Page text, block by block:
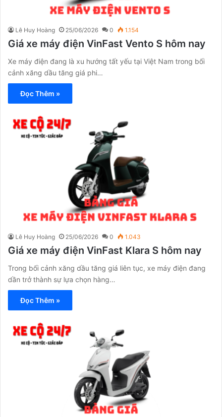
Lê Huy Hoàng 25/06/2026 0 1.154
Giá xe máy điện VinFast Vento S hôm nay
Xe máy điện đang là xu hướng tất yếu tại Việt Nam trong bối
cảnh xăng dầu tăng giá phi…
Đọc Thêm »
Lê Huy Hoàng 25/06/2026 0 1.043
Giá xe máy điện VinFast Klara S hôm nay
Trong bối cảnh xăng dầu tăng giá liên tục, xe máy điện đang
dần trở thành sự lựa chọn hàng…
Đọc Thêm »